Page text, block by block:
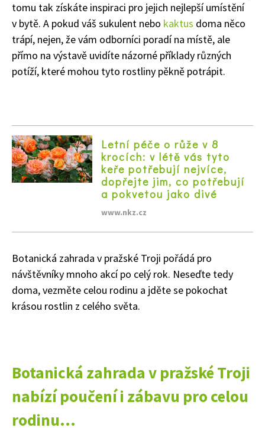
Objednat >
Naše krásná zahrada Speciál
tomu tak získáte inspiraci pro jejich nejlepší umístění
v bytě. A pokud váš sukulent nebo kaktus doma něco
trápí, nejen, že vám odborníci poradí na místě, ale
přímo na výstavě uvidíte názorné příklady různých
potíží, které mohou tyto rostliny pěkně potrápit.
Letní péče o růže v 8
krocích: v létě vás tyto
keře potřebují nejvíce,
dopřejte jim, co potřebují
a pokvetou jako divé
www.nkz.cz
Botanická zahrada v pražské Troji pořádá pro
návštěvníky mnoho akcí po celý rok. Neseďte tedy
doma, vezměte celou rodinu a jděte se pokochat
krásou rostlin z celého světa.
Botanická zahrada v pražské Troji
nabízí poučení i zábavu pro celou
rodinu...